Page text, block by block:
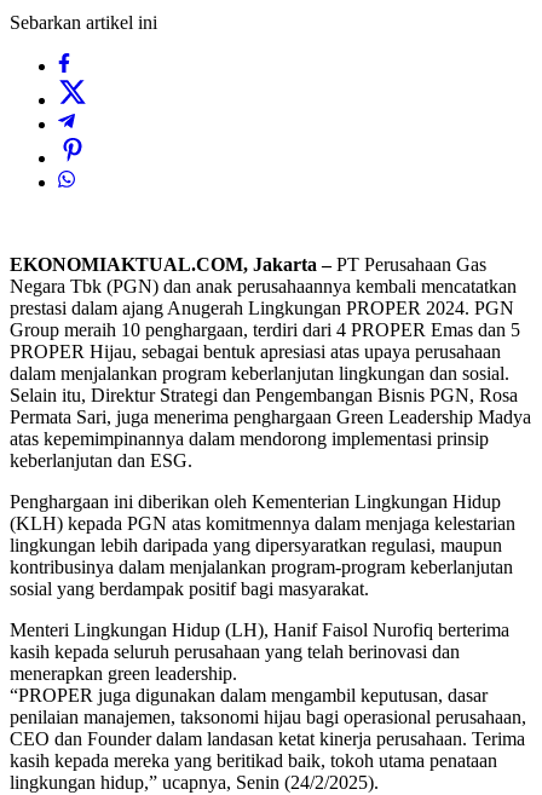
Sebarkan artikel ini
EKONOMIAKTUAL.COM, Jakarta –PT Perusahaan Gas
Negara Tbk (PGN) dan anak perusahaannya kembali mencatatkan
prestasi dalam ajang Anugerah Lingkungan PROPER 2024. PGN
Group meraih 10 penghargaan, terdiri dari 4 PROPER Emas dan 5
PROPER Hijau, sebagai bentuk apresiasi atas upaya perusahaan
dalam menjalankan program keberlanjutan lingkungan dan sosial.
Selain itu, Direktur Strategi dan Pengembangan Bisnis PGN, Rosa
Permata Sari, juga menerima penghargaan Green Leadership Madya
atas kepemimpinannya dalam mendorong implementasi prinsip
keberlanjutan dan ESG.
Penghargaan ini diberikan oleh Kementerian Lingkungan Hidup
(KLH) kepada PGN atas komitmennya dalam menjaga kelestarian
lingkungan lebih daripada yang dipersyaratkan regulasi, maupun
kontribusinya dalam menjalankan program-program keberlanjutan
sosial yang berdampak positif bagi masyarakat.
Menteri Lingkungan Hidup (LH), Hanif Faisol Nurofiq berterima
kasih kepada seluruh perusahaan yang telah berinovasi dan
menerapkan green leadership.
“PROPER juga digunakan dalam mengambil keputusan, dasar
penilaian manajemen, taksonomi hijau bagi operasional perusahaan,
CEO dan Founder dalam landasan ketat kinerja perusahaan. Terima
kasih kepada mereka yang beritikad baik, tokoh utama penataan
lingkungan hidup,” ucapnya, Senin (24/2/2025).